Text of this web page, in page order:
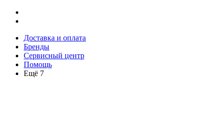
Доставка и оплата
Бренды
Сервисный центр
Помощь
Ещё 7